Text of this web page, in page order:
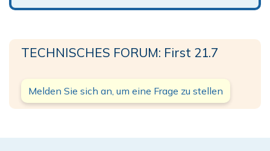
TECHNISCHES FORUM: First 21.7
Melden Sie sich an, um eine Frage zu stellen